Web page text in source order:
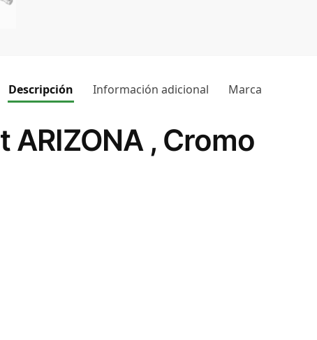
Descripción Información adicional Marca
t ARIZONA , Cromo